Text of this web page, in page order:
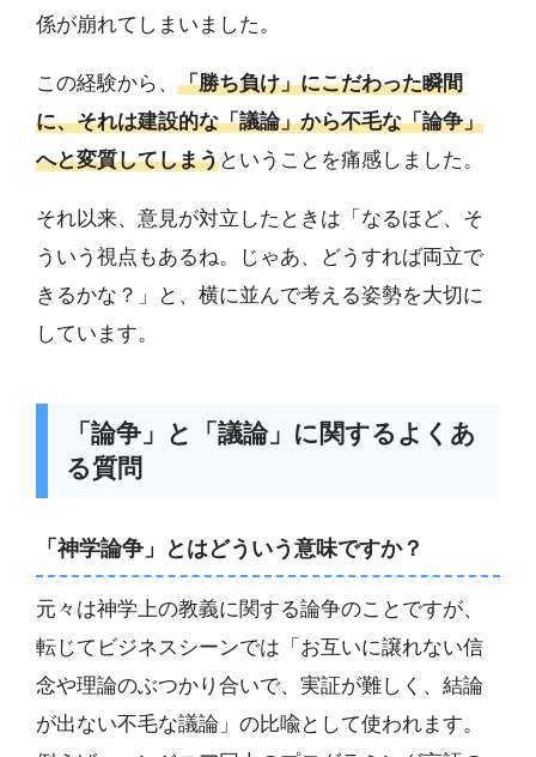
係が崩れてしまいました。
この経験から、 「勝ち負け」にこだわった瞬間
に、それは建設的な「議論」から不毛な「論争」
へと変質してしまうということを痛感しました。
それ以来、意見が対立したときは「なるほど、そ
ういう視点もあるね。じゃあ、どうすれば両立で
きるかな？」と、横に並んで考える姿勢を大切に
しています。
「論争」と「議論」に関するよくあ
る質問
「神学論争」とはどういう意味ですか？
元々は神学上の教義に関する論争のことですが、
転じてビジネスシーンでは「お互いに譲れない信
念や理論のぶつかり合いで、実証が難しく、結論
が出ない不毛な議論」の比喩として使われます。